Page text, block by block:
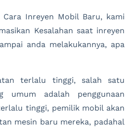
Inreyen Mobil Baru, kami
Kesalahan saat inreyen
anda melakukannya, apa
terlalu tinggi, salah satu
umum adalah penggunaan
tinggi, pemilik mobil akan
mesin baru mereka, padahal